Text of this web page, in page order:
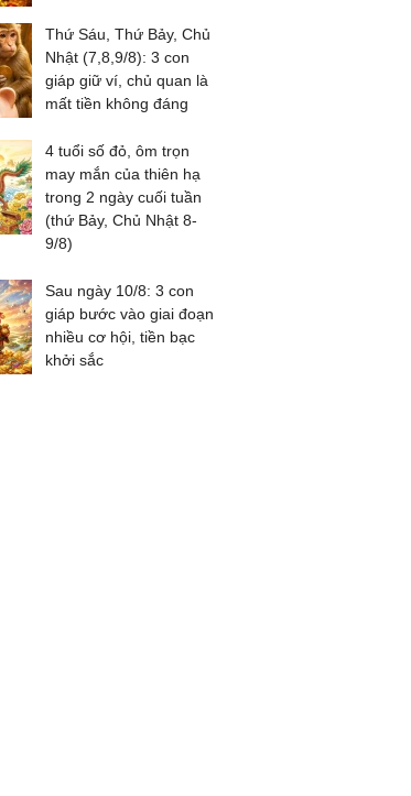
Thứ Sáu, Thứ Bảy, Chủ
Nhật (7,8,9/8): 3 con
giáp giữ ví, chủ quan là
mất tiền không đáng
4 tuổi số đỏ, ôm trọn
may mắn của thiên hạ
trong 2 ngày cuối tuần
(thứ Bảy, Chủ Nhật 8-
9/8)
Sau ngày 10/8: 3 con
giáp bước vào giai đoạn
nhiều cơ hội, tiền bạc
khởi sắc